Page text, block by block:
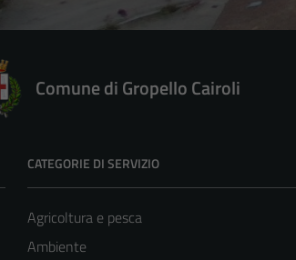
Comune di Gropello Cairoli
CATEGORIE DI SERVIZIO
Agricoltura e pesca
Ambiente